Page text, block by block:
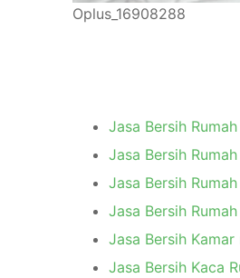
Oplus_16908288
Jasa Bersih Rumah
Jasa Bersih
Jasa Bersih
Jasa Bersih
Jasa Bersih Kamar
Jasa Bersih Kaca